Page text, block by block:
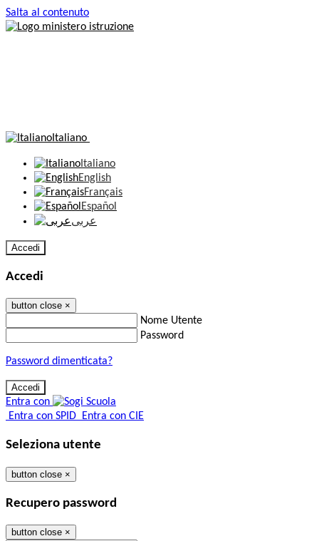
Salta al contenuto
Italiano
Italiano
English
Français
Español
عربى
Accedi
Accedi
button close ×
Nome Utente
Password
Password dimenticata?
Entra con
Entra con SPID Entra con CIE
Seleziona utente
button close ×
Recupero password
button close ×